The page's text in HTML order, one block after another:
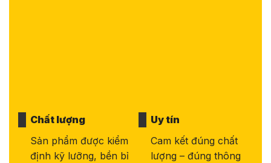
Chất lượng
Sản phẩm được kiểm
định kỹ lưỡng, bền bỉ
Uy tín
Cam kết đúng chất
lượng – đúng thông